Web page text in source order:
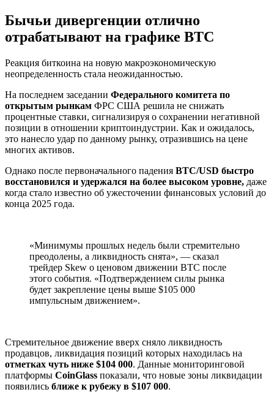
Бычьи дивергенции отлично
отрабатывают на графике BTC
Реакция биткоина на новую макроэкономическую
неопределенность стала неожиданностью.
На последнем заседании Федерального комитета по
открытым рынкам ФРС США решила не снижать
процентные ставки, сигнализируя о сохранении негативной
позиции в отношении криптоиндустрии. Как и ожидалось,
это нанесло удар по данному рынку, отразившись на цене
многих активов.
Однако после первоначального падения BTC/USD быстро
восстановился и удержался на более высоком уровне, даже
когда стало известно об ужесточении финансовых условий до
конца 2025 года.
«Минимумы прошлых недель были стремительно
преодолены, а ликвидность снята», — сказал
трейдер Skew о ценовом движении BTC после
этого события. «Подтверждением силы рынка
будет закрепление цены выше $105 000
импульсным движением».
Стремительное движение вверх сняло ликвидность
продавцов, ликвидация позиций которых находилась на
отметках чуть ниже $104 000. Данные мониторинговой
платформы CoinGlass показали, что новые зоны ликвидации
появились ближе к рубежу в $107 000.